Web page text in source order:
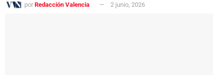
por Redacción Valencia 2 junio, 2026